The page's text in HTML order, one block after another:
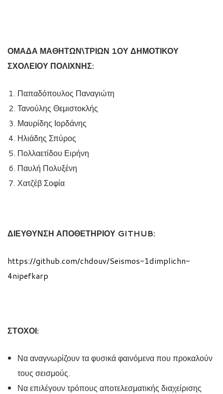
ΟΜΑΔΑ ΜΑΘΗΤΩΝ\ΤΡΙΩΝ 1ΟΥ ΔΗΜΟΤΙΚΟΥ
ΣΧΟΛΕΙΟΥ ΠΟΛΙΧΝΗΣ:
Παπαδόπουλος Παναγιώτη
Τανούλης Θεμιστοκλής
Μαυρίδης Ιορδάνης
Ηλιάδης Σπύρος
Πολλαετίδου Ειρήνη
Παυλή Πολυξένη
Χατζέβ Σοφία
ΔΙΕΥΘΥΝΣΗ ΑΠΟΘΕΤΗΡΙΟΥ GITHUB:
https://github.com/chdouv/Seismos-1dimplichn-
4nipefkarp
ΣΤΟΧΟΙ:
Να αναγνωρίζουν τα φυσικά φαινόμενα που προκαλούν
τους σεισμούς.
Να επιλέγουν τρόπους αποτελεσματικής διαχείρισης